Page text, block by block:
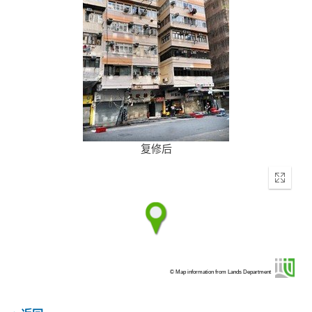
复修后
Enter
© Map information from Lands Department